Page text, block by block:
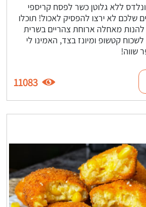
ללא גלוטן כשר לפסח קריספי
שלכם לא ירצו להפסיק לאכול! תוכלו
להנות מאחלה ארוחת צהריים בשרית
קטשופ ומיונז בצד, האמינו לי
שווה!
11083